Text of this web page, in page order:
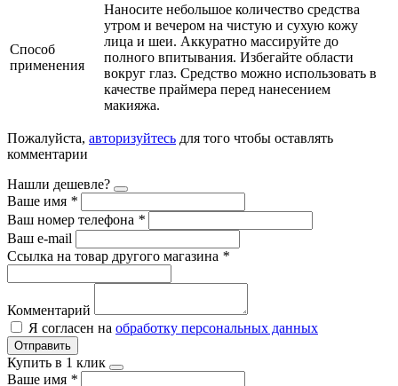
Способ
применения
Наносите небольшое количество средства
утром и вечером на чистую и сухую кожу
лица и шеи. Аккуратно массируйте до
полного впитывания. Избегайте области
вокруг глаз. Средство можно использовать в
качестве праймера перед нанесением
макияжа.
Пожалуйста, авторизуйтесь для того чтобы оставлять
комментарии
Нашли дешевле?
Ваше имя *
Ваш номер телефона *
Ваш e-mail
Ссылка на товар другого магазина *
Комментарий
Я согласен на обработку персональных данных
Отправить
Купить в 1 клик
Ваше имя *